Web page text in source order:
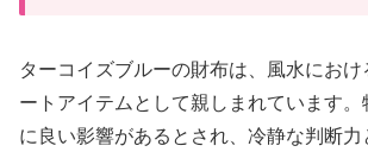
ターコイズブルーの財布は、風水にお
ートアイテムとして親しまれています。
に良い影響があるとされ、冷静な判断